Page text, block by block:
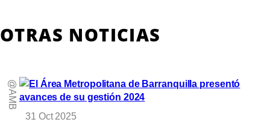
OTRAS NOTICIAS
@AMB
31 Oct 2025